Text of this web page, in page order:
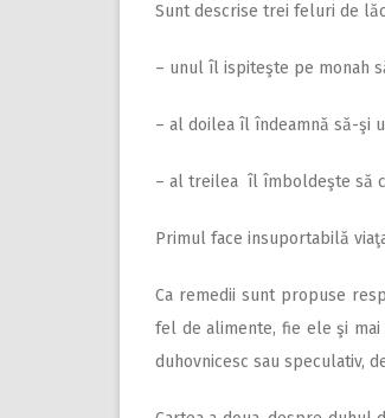
Sunt descrise trei feluri de
– unul îl ispiteşte pe monah
– al doilea îl îndeamnă să-şi
– al treilea îl îmboldeşte să
Primul face insuportabilă
Ca remedii sunt propuse
fel de alimente, fie ele şi
duhovnicesc sau speculativ,